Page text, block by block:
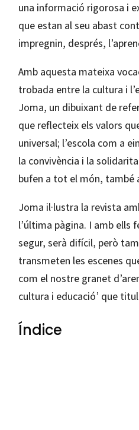
una informació rigorosa i
que estan al seu abast
impregnin, després,
Amb aquesta mateixa
trobada entre la cultura i
Joma, un dibuixant de
que reflecteix els valors
universal; l’escola com a
la convivència i la
bufen a tot el món, també
Joma il·lustra la revista
l’última pàgina. I amb ells
segur, serà difícil, però
transmeten les escenes
com el nostre granet
cultura i educació’ que
Índice